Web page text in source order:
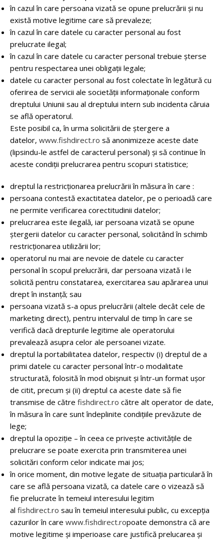
în cazul în care persoana vizată se opune prelucrării și nu
există motive legitime care să prevaleze;
în cazul în care datele cu caracter personal au fost
prelucrate ilegal;
în cazul în care datele cu caracter personal trebuie șterse
pentru respectarea unei obligații legale;
datele cu caracter personal au fost colectate în legătură cu
oferirea de servicii ale societății informaționale conform
dreptului Uniunii sau al dreptului intern sub incidenta căruia
se află operatorul.
Este posibil ca, în urma solicitării de ștergere a
datelor, www.fishdirect.ro să anonimizeze aceste date
(lipsindu-le astfel de caracterul personal) și să continue în
aceste condiții prelucrarea pentru scopuri statistice;
dreptul la restricționarea prelucrării în măsura în care :
persoana contestă exactitatea datelor, pe o perioadă care
ne permite verificarea corectitudinii datelor;
prelucrarea este ilegală, iar persoana vizată se opune
ștergerii datelor cu caracter personal, solicitând în schimb
restricționarea utilizării lor;
operatorul nu mai are nevoie de datele cu caracter
personal în scopul prelucrării, dar persoana vizată i le
solicită pentru constatarea, exercitarea sau apărarea unui
drept în instanță; sau
persoana vizată s-a opus prelucrării (altele decât cele de
marketing direct), pentru intervalul de timp în care se
verifică dacă drepturile legitime ale operatorului
prevalează asupra celor ale persoanei vizate.
dreptul la portabilitatea datelor, respectiv (i) dreptul de a
primi datele cu caracter personal într-o modalitate
structurată, folosită în mod obișnuit și într-un format ușor
de citit, precum și (ii) dreptul ca aceste date să fie
transmise de către fishdirect.ro către alt operator de date,
în măsura în care sunt îndeplinite condițiile prevăzute de
lege;
dreptul la opoziție – în ceea ce privește activitățile de
prelucrare se poate exercita prin transmiterea unei
solicitări conform celor indicate mai jos;
în orice moment, din motive legate de situația particulară în
care se află persoana vizată, ca datele care o vizează să
fie prelucrate în temeiul interesului legitim
al fishdirect.ro sau în temeiul interesului public, cu excepția
cazurilor în care www.fishdirect.ropoate demonstra că are
motive legitime și imperioase care justifică prelucarea și